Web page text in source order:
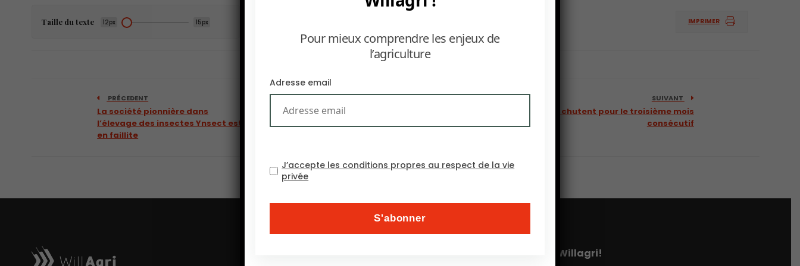
Taille du texte 12px 15px IMPRIMER
PRÉCEDENT
La société pionnière dans
l’élevage des insectes Ynsect est
en faillite
SUIVANT
Les prix mondiaux des aliments chutent pour le troisième mois
consécutif
Abonnez-vous à la newsletter Willagri!
Pour mieux comprendre les enjeux de
l’agriculture
Adresse email
J’accepte les conditions propres au respect de la vie
privée